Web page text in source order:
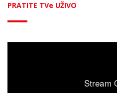
PRATITE TVe UŽIVO